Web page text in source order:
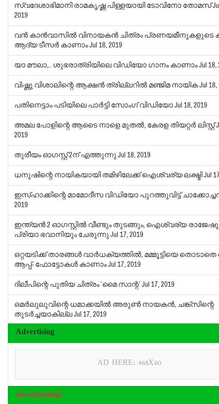
സ്വദേശാഭിമാനി രാമകൃഷ്ണ പിള്ളയായി ടോവിനോ തോമസ്
2019
വന്‍ കാന്‍വാസില്‍ വിനായകന്‍ ചിത്രം പ്രണയമീനുകളുടെ
ആദ്യ ടീസര്‍ കാണാംJul 18, 2019
യാ മൗലാ,.. ശുഭരാത്രിയിലെ വിഡിയോ ഗാനം കാണാംJul 18,
വിഷ്ണു വിശാലിന്റെ ആക്ഷന്‍ ത്രില്ലറില്‍ മഞ്ജിമ നായികJul
പതിനെട്ടാം പടിയിലെ പാര്‍ട്ടി സോംഗ് വിഡിയോJul 18, 2019
അമല പോളിന്റെ ആടൈ നാളെ മുതല്‍, കേരള തിയറ്റര്‍ ലിസ്റ്റ്
2019
തുരീയം ഓഗസ്റ്റ് 2ന് എത്തുന്നുJul 18, 2019
ധനുഷിന്റെ നായികയായി തമിഴിലേക്ക് ഐശ്വര്യ ലക്ഷ്മിJul
ഇസ്ഹാക്കിന്റെ മാമോദീസ വിഡിയോ പുറത്തുവിട്ട്
2019
ഇന്ത്യന്‍ 2 ഓഗസ്റ്റില്‍ വീണ്ടും തുടങ്ങും, ഐശ്വര്യ
പ്രിയാ ഭവാനിയും ചേരുന്നുJul 17, 2019
ഒറ്റയടിക്ക് താരങ്ങള്‍ വാര്‍ധക്യത്തില്‍, മമ്മൂട്ടിയെ
ആപ്പ്- ഫോട്ടോകള്‍ കാണാംJul 17, 2019
ദിലീപിന്റെ പുതിയ ചിത്രം ‘മൈ സാന്റ’Jul 17, 2019
ഒമര്‍ലുലുവിന്റെ ധമാക്കയില്‍ അരുണ്‍ നായകന്‍, ചങ്ക്‌സിന്റെ
തുടര്‍ച്ചയാകില്ലJul 17, 2019
Advertising
AD HERE: 468X60
advertisement